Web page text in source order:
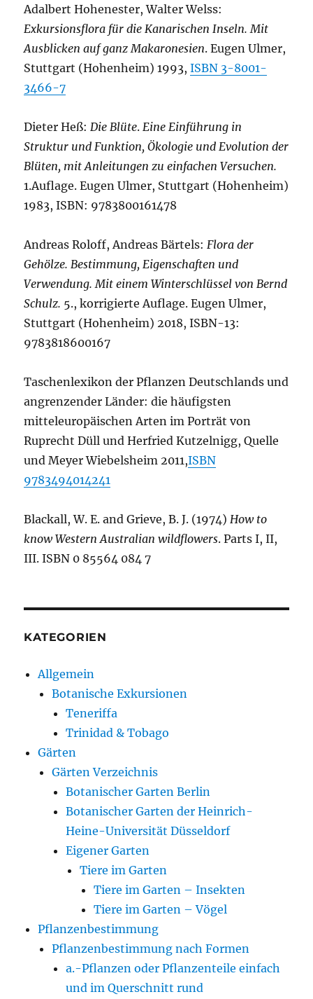
Adalbert Hohenester, Walter Welss:
Exkursionsflora für die Kanarischen Inseln. Mit
Ausblicken auf ganz Makaronesien. Eugen Ulmer,
Stuttgart (Hohenheim) 1993,ISBN 3-8001-
3466-7
Dieter Heß: Die Blüte. Eine Einführung in
Struktur und Funktion, Ökologie und Evolution der
Blüten, mit Anleitungen zu einfachen Versuchen.
1.Auflage. Eugen Ulmer, Stuttgart (Hohenheim)
1983, ISBN: 9783800161478
Andreas Roloff, Andreas Bärtels: Flora der
Gehölze. Bestimmung, Eigenschaften und
Verwendung. Mit einem Winterschlüssel von Bernd
Schulz. 5., korrigierte Auflage. Eugen Ulmer,
Stuttgart (Hohenheim) 2018, ISBN-13:
9783818600167
Taschenlexikon der Pflanzen Deutschlands und
angrenzender Länder: die häufigsten
mitteleuropäischen Arten im Porträt von
Ruprecht Düll und Herfried Kutzelnigg, Quelle
und Meyer Wiebelsheim 2011,ISBN
9783494014241
Blackall, W. E. and Grieve, B. J. (1974) How to
know Western Australian wildflowers. Parts I, II,
III. ISBN 0 85564 084 7
KATEGORIEN
Allgemein
Botanische Exkursionen
Teneriffa
Trinidad & Tobago
Gärten
Gärten Verzeichnis
Botanischer Garten Berlin
Botanischer Garten der Heinrich-
Heine-Universität Düsseldorf
Eigener Garten
Tiere im Garten
Tiere im Garten – Insekten
Tiere im Garten – Vögel
Pflanzenbestimmung
Pflanzenbestimmung nach Formen
a.-Pflanzen oder Pflanzenteile einfach
und im Querschnitt rund